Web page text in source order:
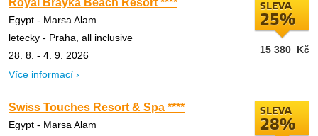
Royal Brayka Beach Resort ****
Egypt - Marsa Alam
letecky - Praha, all inclusive
28. 8. - 4. 9. 2026
Více informací ›
SLEVA
25%
15 380 Kč
Swiss Touches Resort & Spa ****
Egypt - Marsa Alam
SLEVA
28%